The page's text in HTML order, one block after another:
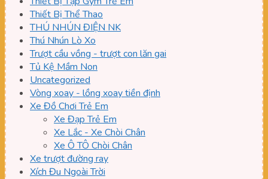
Thiết Bị Thể Thao
THÚ NHÚN ĐIỆN NK
Thú Nhún Lò Xo
Trượt cầu vồng - trượt con lăn gai
Tủ Kệ Mầm Non
Uncategorized
Vòng xoay - lồng xoay tiền định
Xe Đồ Chơi Trẻ Em
Xe Đạp Trẻ Em
Xe Lắc - Xe Chòi Chân
Xe Ô TÔ Chòi Chân
Xe trượt đường ray
Xích Đu Ngoài Trời